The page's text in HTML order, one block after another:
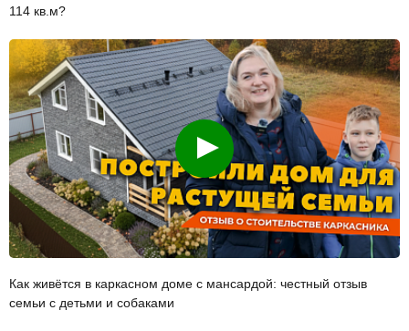
114 кв.м?
Смотреть
Как живётся в каркасном доме с мансардой: честный отзыв
семьи с детьми и собаками